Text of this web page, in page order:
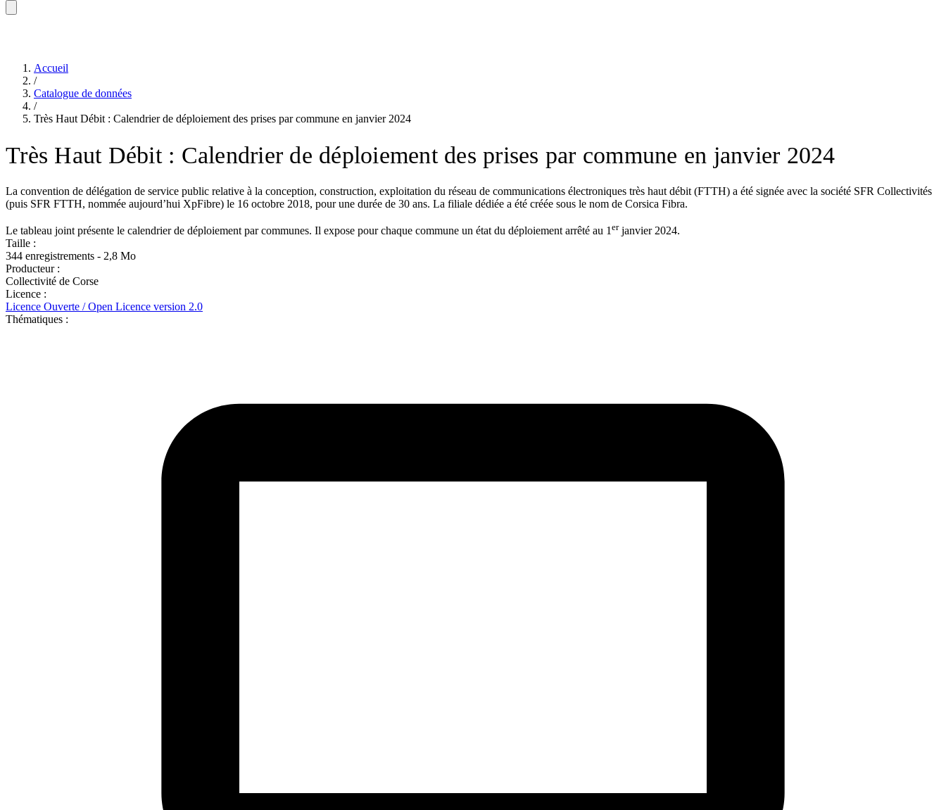
Accueil
/
Catalogue de données
/
Très Haut Débit : Calendrier de déploiement des prises par commune en janvier 2024
Très Haut Débit : Calendrier de déploiement des prises par commune en janvier 2024
La convention de délégation de service public relative à la conception, construction, exploitation du réseau de communications électroniques très haut débit (FTTH) a été signée avec la société SFR Collectivités
(puis SFR FTTH, nommée aujourd’hui XpFibre) le 16 octobre 2018, pour une durée de 30 ans. La filiale dédiée a été créée sous le nom de Corsica Fibra.
Le tableau joint présente le calendrier de déploiement par communes. Il expose pour chaque commune un état du déploiement arrêté au 1 erjanvier 2024.
Taille :
344 enregistrements - 2,8 Mo
Producteur :
Collectivité de Corse
Licence :
Licence Ouverte / Open Licence version 2.0
Thématiques :